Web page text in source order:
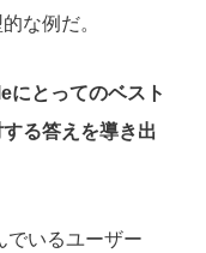
な例だ。
にとってのベスト
る答えを導き出
でいるユーザー